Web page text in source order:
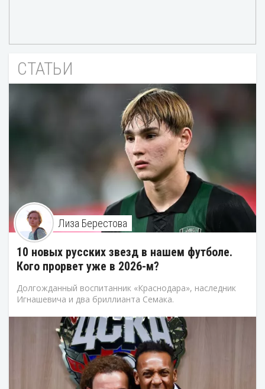
СТАТЬИ
Лиза Берестова
10 новых русских звезд в нашем футболе.
Кого прорвет уже в 2026-м?
Долгожданный воспитанник «Краснодара», наследник
Игнашевича и два бриллианта Семака.